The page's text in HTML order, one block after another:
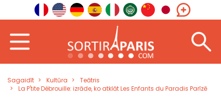
Sagaidīt Kultūra
Teātris
La P'tite Débrouille: izrāde, ko atklāt Les Enfants du Paradis Parīzē